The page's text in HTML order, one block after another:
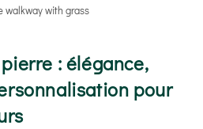
walkway with grass
: élégance,
pour